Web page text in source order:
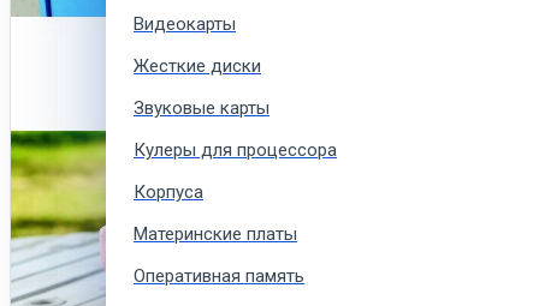
Видеокарты
Жесткие диски
Звуковые карты
Кулеры для процессора
Корпуса
Материнские платы
Оперативная память